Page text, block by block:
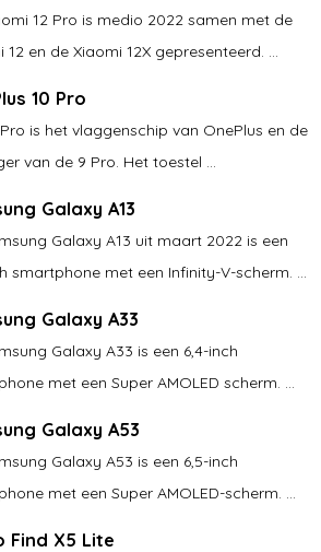
12 Pro is medio 2022 samen met de
12 en de Xiaomi 12X gepresenteerd. ...
10 Pro
is het vlaggenschip van OnePlus en de
van de 9 Pro. Het toestel ...
Galaxy A13
Galaxy A13 uit maart 2022 is een
smartphone met een Infinity-V-scherm. ...
Galaxy A33
Galaxy A33 is een 6,4-inch
met een Super AMOLED scherm. ...
Galaxy A53
Galaxy A53 is een 6,5-inch
met een Super AMOLED-scherm. ...
Find X5 Lite